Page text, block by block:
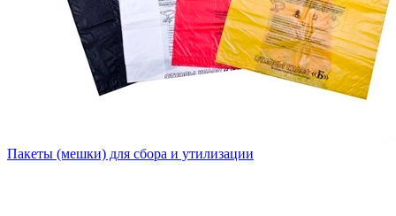
Пакеты (мешки) для сбора и утилизации